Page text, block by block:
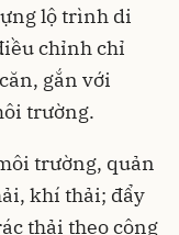
lộ trình di
chỉnh chỉ
gắn với
trường.
trường, quản
khí thải; đẩy
thải theo công